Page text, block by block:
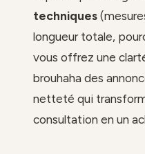
techniques
longueur totale,
vous offrez une
brouhaha des
netteté qui
consultation en un